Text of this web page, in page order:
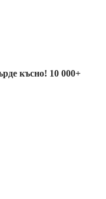
късно! 10 000+